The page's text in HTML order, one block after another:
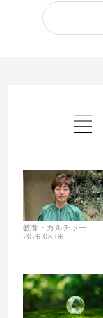
教養・カルチャー
2026.08.06